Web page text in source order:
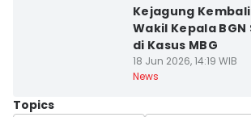
Kejagung
Wakil Kepala
di Kasus MBG
18 Jun 2026, 14:19 WIB
News
Topics